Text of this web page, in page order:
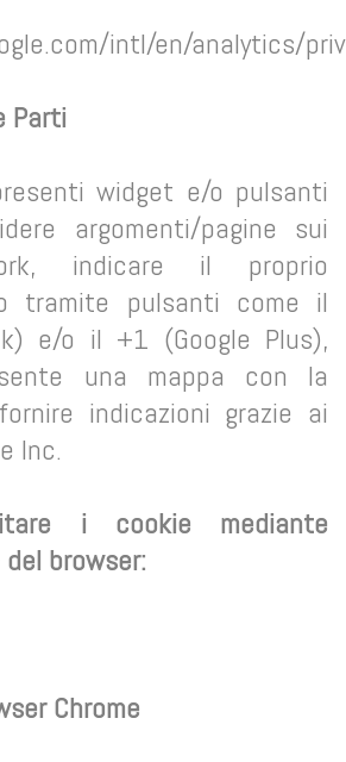
intl/en/analytics/
Parti
widget e/o pulsanti
argomenti/pagine sui
indicare il proprio
tramite pulsanti come il
e/o il +1 (Google Plus),
una mappa con la
indicazioni grazie ai
Inc.
i cookie mediante
browser:
Chrome